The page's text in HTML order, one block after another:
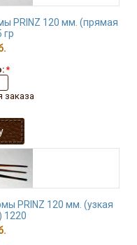
PRINZ 120 мм. (прямая
гр
*
заказа
PRINZ 120 мм. (узкая
1220